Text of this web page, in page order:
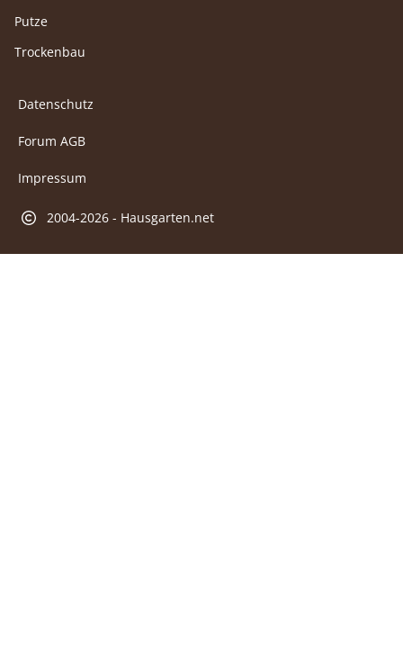
Putze
Trockenbau
Datenschutz
Forum AGB
Impressum
2004-2026 - Hausgarten.net